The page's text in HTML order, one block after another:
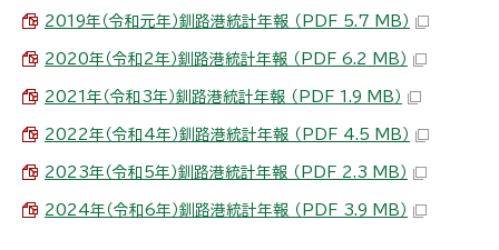
2019年（令和元年）釧路港統計年報 （PDF 5.7 MB）
2020年（令和2年）釧路港統計年報 （PDF 6.2 MB）
2021年（令和3年）釧路港統計年報 （PDF 1.9 MB）
2022年（令和4年）釧路港統計年報 （PDF 4.5 MB）
2023年（令和5年）釧路港統計年報 （PDF 2.3 MB）
2024年（令和6年）釧路港統計年報 （PDF 3.9 MB）